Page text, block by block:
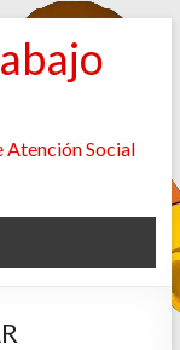
Atención Social